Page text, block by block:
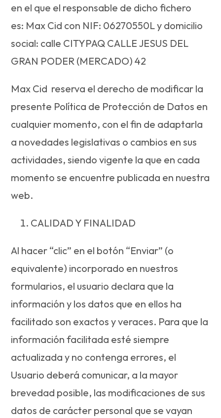
en el que el responsable de dicho fichero
es: Max Cid con NIF: 06270550L y domicilio
social: calle CITYPAQ CALLE JESUS DEL
GRAN PODER (MERCADO) 42
Max Cid reserva el derecho de modificar la
presente Política de Protección de Datos en
cualquier momento, con el fin de adaptarla
a novedades legislativas o cambios en sus
actividades, siendo vigente la que en cada
momento se encuentre publicada en nuestra
web.
CALIDAD Y FINALIDAD
Al hacer “clic” en el botón “Enviar” (o
equivalente) incorporado en nuestros
formularios, el usuario declara que la
información y los datos que en ellos ha
facilitado son exactos y veraces. Para que la
información facilitada esté siempre
actualizada y no contenga errores, el
Usuario deberá comunicar, a la mayor
brevedad posible, las modificaciones de sus
datos de carácter personal que se vayan